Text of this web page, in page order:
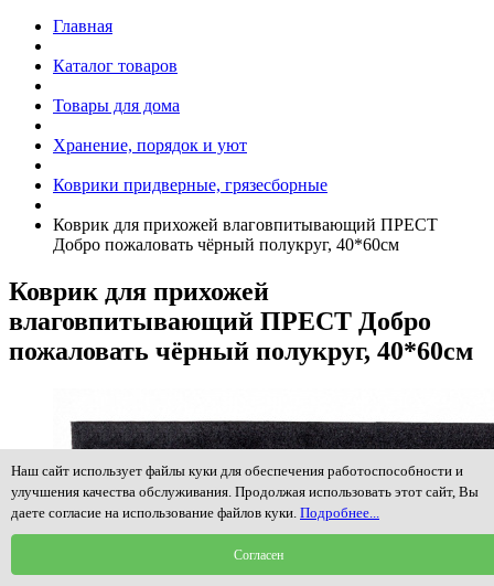
Главная
Каталог товаров
Товары для дома
Хранение, порядок и уют
Коврики придверные, грязесборные
Коврик для прихожей влаговпитывающий ПРЕСТ
Добро пожаловать чёрный полукруг, 40*60см
Коврик для прихожей
влаговпитывающий ПРЕСТ Добро
пожаловать чёрный полукруг, 40*60см
Наш сайт использует файлы куки для обеспечения работоспособности и
улучшения качества обслуживания. Продолжая использовать этот сайт, Вы
даете согласие на использование файлов куки. Подробнее...
Согласен